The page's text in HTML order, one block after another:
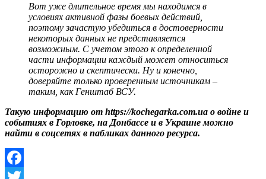
Вот уже длительное время мы находимся в
условиях активной фазы боевых действий,
поэтому зачастую убедиться в достоверности
некоторых данных не представляется
возможным. С учетом этого к определенной
части информации каждый может относиться
осторожно и скептически. Ну и конечно,
доверяйте только проверенным источникам –
таким, как Генштаб ВСУ.
Такую информацию от https://kochegarka.com.ua о войне и
событиях в Горловке, на Донбассе и в Украине можно
найти в соцсетях в пабликах данного ресурса.
Facebook